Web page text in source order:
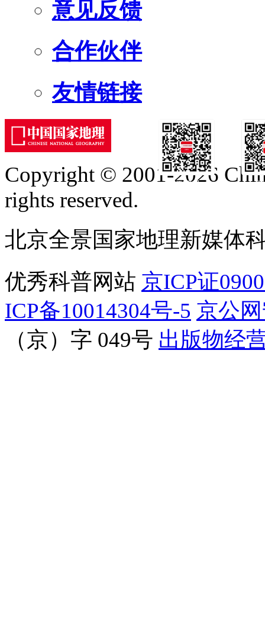
意见反馈
合作伙伴
友情链接
订阅号
Copyright © 2001-2026
rights reserved.
北京全景国家地理新媒体
优秀科普网站 京ICP证
ICP备10014304号-5 京公
（京）字 049号 出版物经